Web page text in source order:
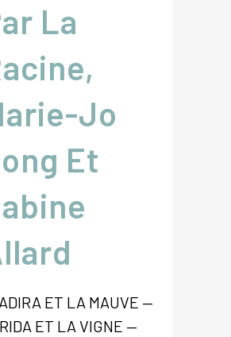
La
Jo
Et
ET LA MAUVE —
ET LA VIGNE —